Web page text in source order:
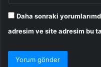
Daha sonraki
adresim ve site adresim bu